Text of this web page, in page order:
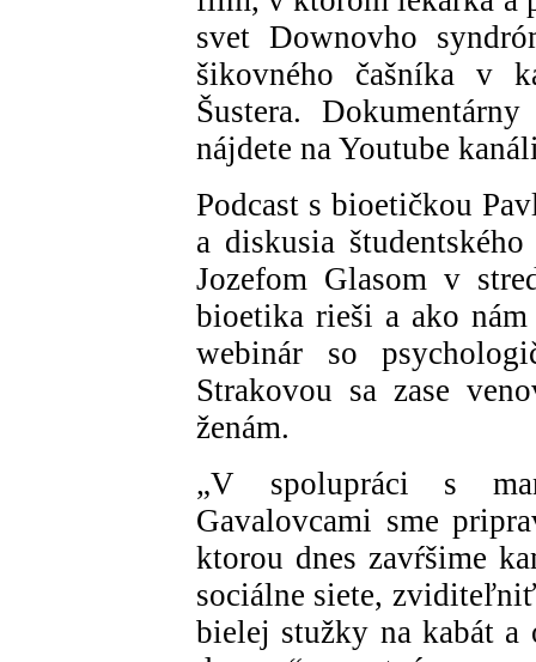
svet Downovho
šikovného čašníka v
Šustera.
nájdete na Youtube
Podcast s bioetičkou
a diskusia
Jozefom Glasom v
bioetika rieši a ako
webinár so
Strakovou sa zase
ženám.
„V spolupráci s
Gavalovcami sme
ktorou dnes zavŕšime
sociálne siete,
bielej stužky na kabát